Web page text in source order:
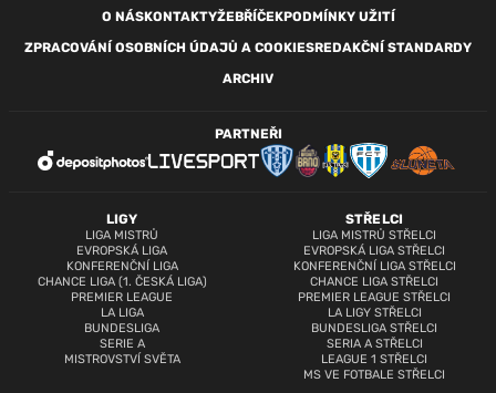
O NÁSKONTAKTYŽEBŘÍČEKPODMÍNKY UŽITÍ
ZPRACOVÁNÍ OSOBNÍCH ÚDAJŮ A COOKIESREDAKČNÍ STANDARDY
ARCHIV
LIGY
LIGA MISTRŮ
EVROPSKÁ LIGA
KONFERENČNÍ LIGA
CHANCE LIGA (1. ČESKÁ LIGA)
PREMIER LEAGUE
LA LIGA
BUNDESLIGA
SERIE A
MISTROVSTVÍ SVĚTA
STŘELCI
LIGA MISTRŮ STŘELCI
EVROPSKÁ LIGA STŘELCI
KONFERENČNÍ LIGA STŘELCI
CHANCE LIGA STŘELCI
PREMIER LEAGUE STŘELCI
LA LIGY STŘELCI
BUNDESLIGA STŘELCI
SERIA A STŘELCI
LEAGUE 1 STŘELCI
MS VE FOTBALE STŘELCI
PARTNEŘI